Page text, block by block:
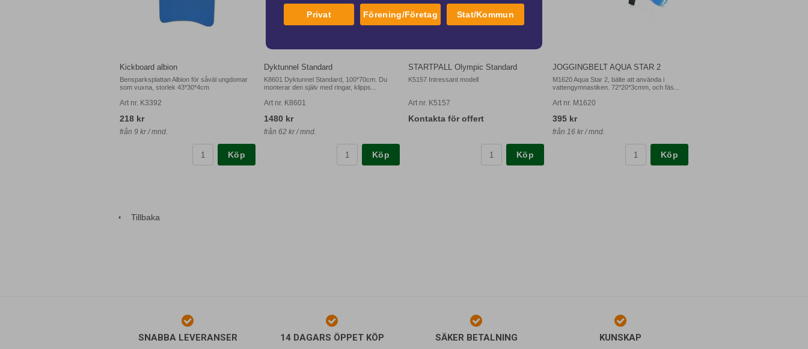
Kickboard albion
Bensparksplattan Albion för såväl ungdomar
som vuxna, storlek 43*30*4cm
Art nr. K3392
218 kr
från 9 kr / mnd.
Köp
Dyktunnel Standard
K8601 Dyktunnel Standard, 100*70cm. Du
monterar den själv med ringar, klipps...
Art nr. K8601
1480 kr
från 62 kr / mnd.
Köp
STARTPALL Olympic Standard
K5157 Intressant modell
Art nr. K5157
Kontakta för offert
Köp
JOGGINGBELT AQUA STAR 2
M1620 Aqua Star 2, bälte att använda i
vattengymnastiken. 72*20*3cmm, och fäs...
Art nr. M1620
395 kr
från 16 kr / mnd.
Köp
Tillbaka
SNABBA LEVERANSER 14 DAGARS ÖPPET KÖP SÄKER BETALNING KUNSKAP
Privat Förening/Företag Stat/Kommun